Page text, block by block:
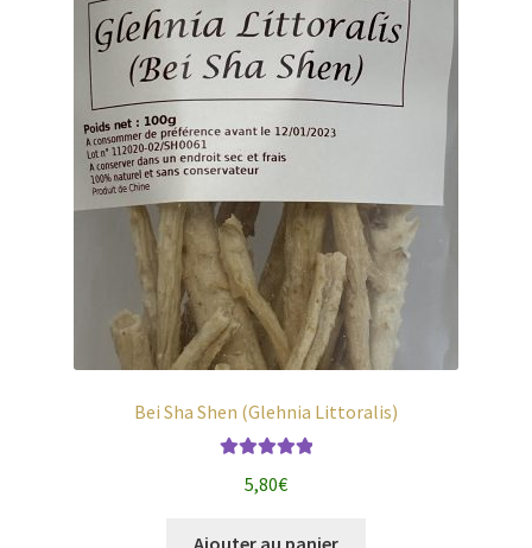
Bei Sha Shen (Glehnia Littoralis)
5,80€